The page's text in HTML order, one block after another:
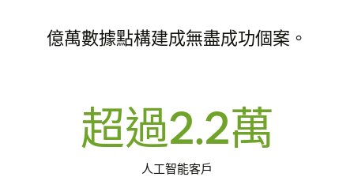
億萬數據點構建成無盡成功個案。
超過2.2萬
人工智能客戶